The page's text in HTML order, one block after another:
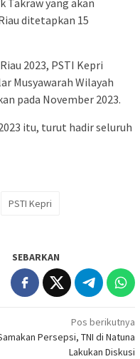
ditetapkan 15
2023, PSTI Kepri
Musyawarah Wilayah
pada November 2023.
itu, turut hadir seluruh
PSTI Kepri
SEBARKAN
Pos berikutnya
Persepsi, TNI di Natuna
Lakukan Diskusi